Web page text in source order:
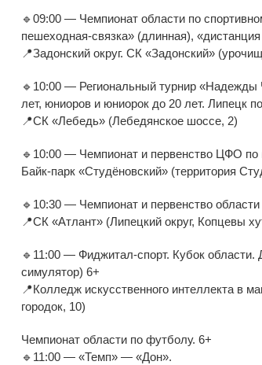
🔹09:00 — Чемпионат области по
пешеходная-связка» (длинная),
📍Задонский округ. СК «Задонский»
🔹10:00 — Региональный турнир
лет, юниоров и юниорок до 20 лет. Липецк
📍СК «Лебедь» (Лебедянское шоссе, 2)
🔹10:00 — Чемпионат и первенство ЦФО по
Байк-парк «Студёновский» (территория
🔹10:30 — Чемпионат и первенство
📍СК «Атлант» (Липецкий округ, Копцевы
🔹11:00 — Фиджитал-спорт. Кубок области.
симулятор) 6+
📍Колледж искусственного интеллекта в
городок, 10)
Чемпионат области по футболу. 6+
🔹11:00 — «Темп» — «Дон».